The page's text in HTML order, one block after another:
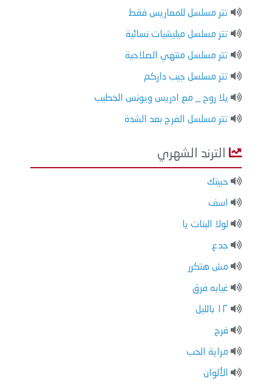
تتر مسلسل للمعاريس فقط
تتر مسلسل ميليشيات نسائية
تتر مسلسل منتهي الصلاحية
تتر مسلسل جيب داركم
يلا روح _ مع ادريس ويونس الخطيب
تتر مسلسل الفرج بعد الشدة
الترند الشهري
حبيتك
اسف
لولا البنات يا
جدع
مش هتكرر
غيابه فرق
١٢ بالليل
فرح
مراية الحب
الألوان